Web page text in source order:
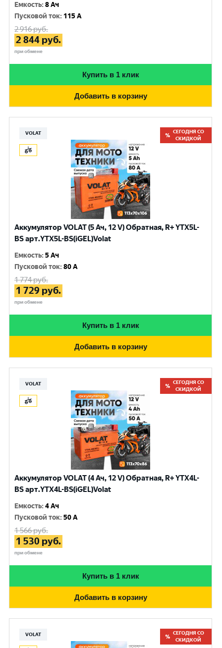
Емкость:8 Ач
Пусковой ток: 115 A
2 916руб.
2 844 руб.
при обмене
Купить в 1 клик
Добавить в корзину
VOLAT
СЕГОДНЯ СО
СКИДКОЙ
Аккумулятор VOLAT (5 Ач, 12 V) Обратная, R+ YTX5L-
BS арт.YTX5L-BS(iGEL)Volat
Емкость:5 Ач
Пусковой ток:80 A
1 774руб.
1 729 руб.
при обмене
Купить в 1 клик
Добавить в корзину
VOLAT
СЕГОДНЯ СО
СКИДКОЙ
Аккумулятор VOLAT (4 Ач, 12 V) Обратная, R+ YTX4L-
BS арт.YTX4L-BS(iGEL)Volat
Емкость:4 Ач
Пусковой ток:50 A
1 566руб.
1 530 руб.
при обмене
Купить в 1 клик
Добавить в корзину
VOLAT
СЕГОДНЯ СО
СКИДКОЙ